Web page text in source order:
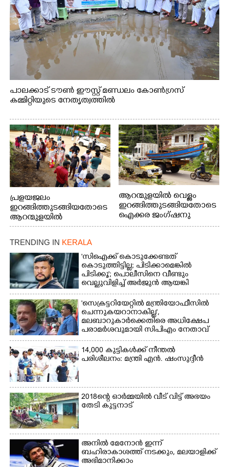
പാലക്കാട് ടൗൺ ഈസ്റ്റ് മണ്ഡലം കോൺഗ്രസ്
കമ്മിറ്റിയുടെ നേതൃത്വത്തിൽ
പ്രളയജലം
ഇറങ്ങിത്തുടങ്ങിയതോടെ
ആറന്മുളയിൽ
ഗ്രാമപഞ്ചായത്ത്
പ്രസിഡന്റ് മാരും
അംഗങ്ങളും
രാഷ്ട്രീയപ്രവത്തകരും
അടങ്ങുന്ന സംഘം
റോഡിൽ അടിഞ്ഞ് കൂടിയ
ചെളിയും മണ്ണും മറ്റ്
മാലിന്യങ്ങളും നീക്കം
ചെയ്യുന്നു.
ആറന്മുളയിൽ വെള്ളം
ഇറങ്ങിത്തുടങ്ങിയതോടെ
ഐക്കര ജംഗ്ഷനു
സമീപത്തുനിന്ന്
ബോട്ടുകൾ
തിരികെക്കൊണ്ടുപോകു
ന്നു.
TRENDING IN KERALA
'സിഐക്ക് കൊടുക്കേണ്ടത്
കൊടുത്തിട്ടില്ല; പിടിക്കാമെങ്കിൽ
പിടിക്കൂ'; പൊലീസിനെ വീണ്ടും
വെല്ലുവിളിച്ച് അർജുൻ ആയങ്കി
'സെക്രട്ടറിയേറ്റിൽ മന്ത്രിയോഫീസിൽ
ചെന്നുകയറാനാകില്ല',
മലബാറുകാർക്കെതിരെ അധിക്ഷേപ
പരാമർശവുമായി സിപിഎം നേതാവ്‌
14,000 കുട്ടികൾക്ക് നീന്തൽ
പരിശീലനം: മന്ത്രി എൻ. ഷംസുദ്ദീൻ
2018ന്റെ ഓർമ്മയിൽ വീട് വിട്ട് അഭയം
തേടി കുട്ടനാട്
അനിൽ മേനോൻ ഇന്ന്
ബഹിരാകാശത്ത് നടക്കും, മലയാളിക്ക്
അഭിമാനിക്കാം